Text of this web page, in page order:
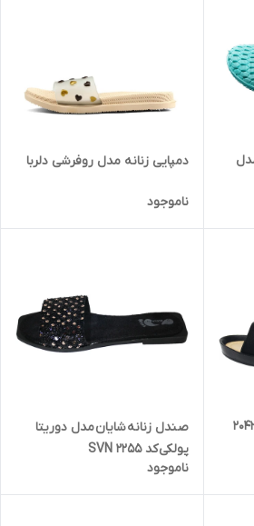
دمپایی زنانه مدل روفرشی دلربا
ناموجود
مدل سونگام 2042
صندل زنانه شایان مدل دوریتا
پولکی کد SVN 2255
ناموجود